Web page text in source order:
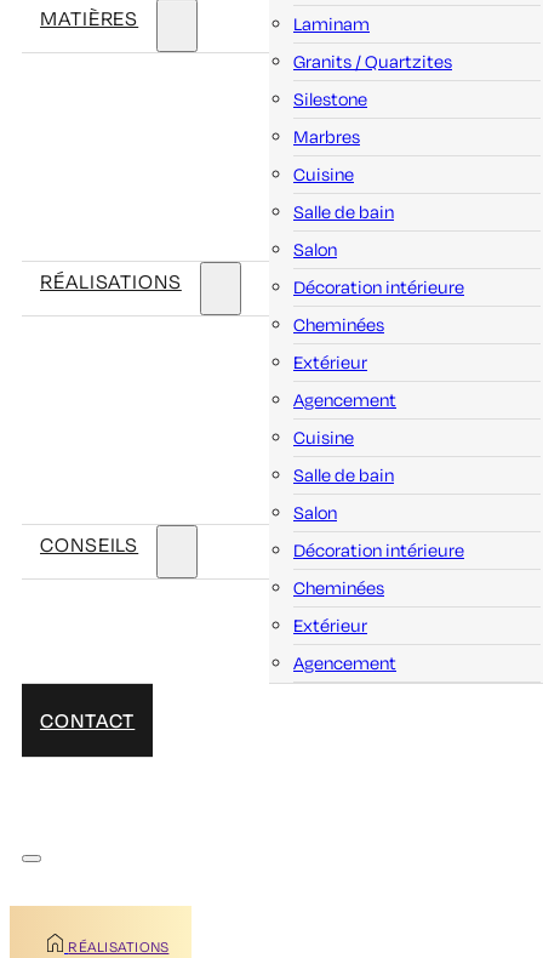
MATIÈRES
Laminam
Granits / Quartzites
Silestone
Marbres
RÉALISATIONS
Cuisine
Salle de bain
Salon
Décoration intérieure
Cheminées
Extérieur
Agencement
CONSEILS
Cuisine
Salle de bain
Salon
Décoration intérieure
Cheminées
Extérieur
Agencement
CONTACT
RÉALISATIONS